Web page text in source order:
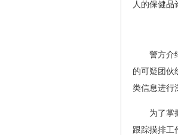
人的保健品
警方介
的可疑团伙
类信息进行
为了掌
跟踪摸排工